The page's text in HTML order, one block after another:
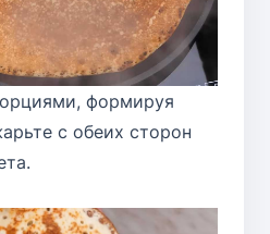
формируя
с обеих сторон